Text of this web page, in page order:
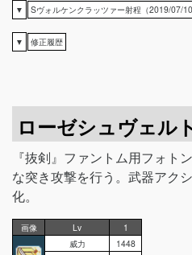
▼ Sヴォルケンクラッツァー射程（2019/07/10
▼ 修正履歴
ローゼシュヴェル
『抜剣』ファントム用フォト
な突き攻撃を行う。武器アク
化。
画像 Lv
1
威力
1448